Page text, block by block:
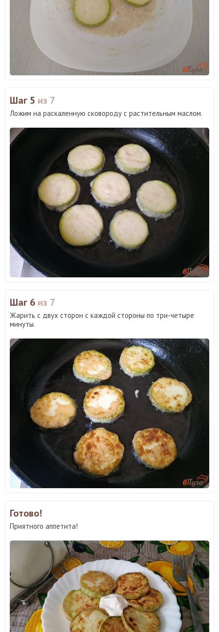
Шаг 5 из 7
Ложим на раскаленную сковороду с растительным маслом.
Шаг 6 из 7
Жарить с двух сторон с каждой стороны по три-четыре
минуты.
Готово!
Приятного аппетита!